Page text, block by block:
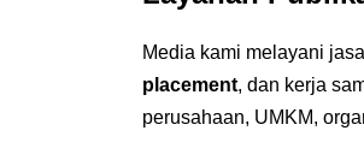
Media kami melayani jasa
placement, dan kerja
perusahaan, UMKM,